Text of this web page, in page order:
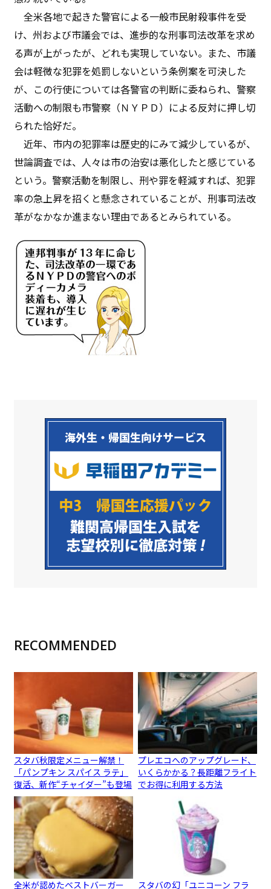
全米各地で起きた警官による一般市民射殺事件を受
け、州および市議会では、進歩的な刑事司法改革を求め
る声が上がったが、どれも実現していない。また、市議
会は軽微な犯罪を処罰しないという条例案を可決した
が、この行使については各警官の判断に委ねられ、警察
活動への制限も市警察（ＮＹＰＤ）による反対に押し切
られた恰好だ。
近年、市内の犯罪率は歴史的にみて減少しているが、
世論調査では、人々は市の治安は悪化したと感じている
という。警察活動を制限し、刑や罪を軽減すれば、犯罪
率の急上昇を招くと懸念されていることが、刑事司法改
革がなかなか進まない理由であるとみられている。
RECOMMENDED
スタバ秋限定メニュー解禁！
「パンプキン スパイス ラテ」
復活、新作“チャイダー”も登場
プレエコへのアップグレード、
いくらかかる？長距離フライト
でお得に利用する方法
全米が認めたベストバーガー スタバの幻「ユニコーン フラ